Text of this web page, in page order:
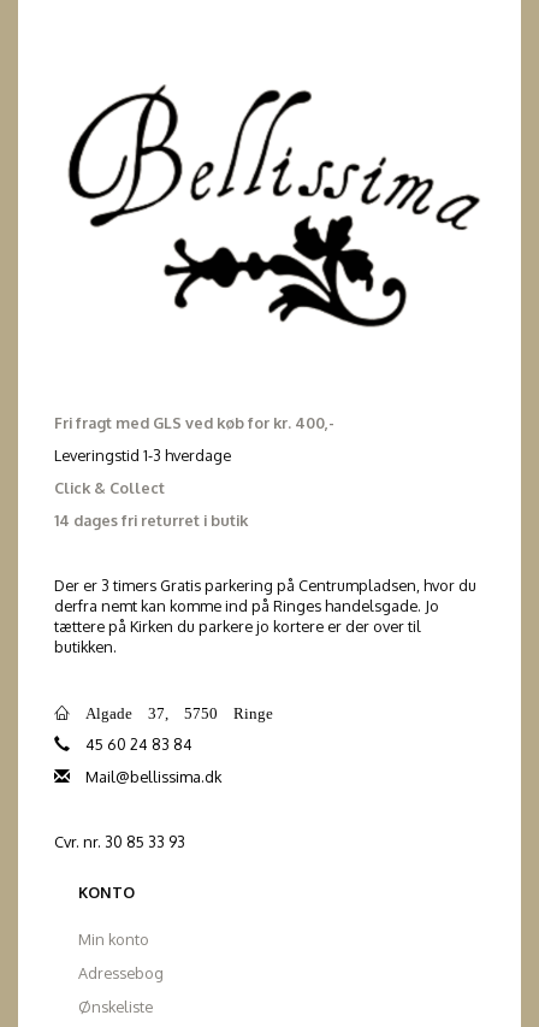
Fri fragt med GLS ved køb for kr. 400,-
Leveringstid 1-3 hverdage
Click & Collect
14 dages fri returret i butik
Der er 3 timers Gratis parkering på Centrumpladsen, hvor du
derfra nemt kan komme ind på Ringes handelsgade. Jo
tættere på Kirken du parkere jo kortere er der over til
butikken.
Algade 37, 5750 Ringe
45 60 24 83 84
Mail@bellissima.dk
Cvr. nr. 30 85 33 93
KONTO
Min konto
Adressebog
Ønskeliste